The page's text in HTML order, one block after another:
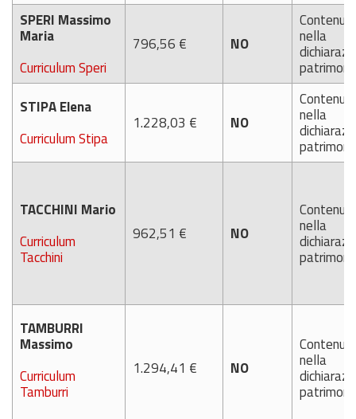
SPERI Massimo
Maria
Curriculum Speri
796,56 € NO nella
STIPA Elena
Curriculum Stipa
1.228,03 € NO nella
TACCHINI Mario
Curriculum
Tacchini
962,51 € NO nella
TAMBURRI
Massimo
Curriculum
Tamburri
1.294,41 € NO nella